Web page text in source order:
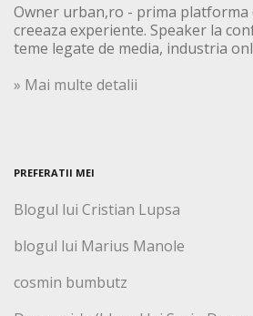
Owner urban,ro - prima platforma
creeaza experiente. Speaker la
teme legate de media, industria
» Mai multe detalii
PREFERATII MEI
Blogul lui Cristian Lupsa
blogul lui Marius Manole
cosmin bumbutz